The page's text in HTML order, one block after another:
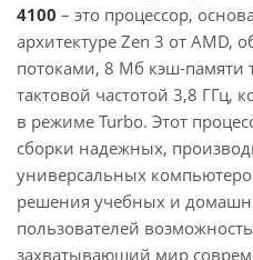
4100 – это процессор,
архитектуре Zen 3 от AMD,
потоками, 8 Мб кэш-памяти
тактовой частотой 3,8 ГГц,
в режиме Turbo. Этот
сборки надежных,
универсальных
решения учебных и
пользователей
захватывающий мир